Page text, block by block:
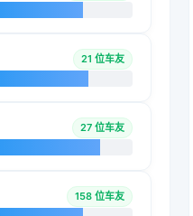
21 位车友
27 位车友
158 位车友